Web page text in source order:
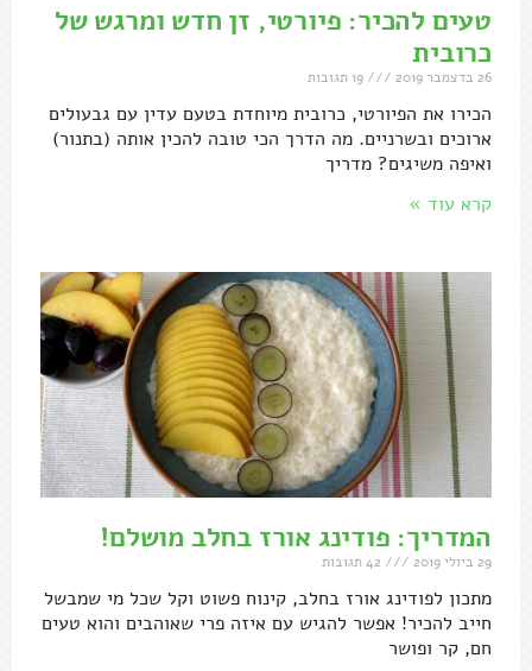
טעים להכיר: פיורטי, זן חדש ומרגש של
כרובית
26 בדצמבר 2019
הכירו את הפיורטי, כרובית מיוחדת בטעם עדין עם גבעולים
ארוכים ובשרניים. מה הדרך הכי טובה להכין אותה (בתנור)
ואיפה משיגים? מדריך
קרא עוד »
המדריך: פודינג אורז בחלב מושלם!
29 ביולי 2019
מתכון לפודינג אורז בחלב, קינוח פשוט וקל שכל מי שמבשל
חייב להכיר! אפשר להגיש עם איזה פרי שאוהבים והוא טעים
חם, קר ופושר